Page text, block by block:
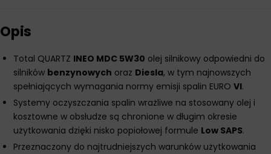
Opis
Total QUARTZ INEO MDC 5W30 olej silnikowy odpowiedni do
silników benzynowych oraz Diesla, w tym najnowszych
spełniających wymagania normy emisji spalin EURO VI.
Systemy oczyszczania spalin wrażliwe na stosowany olej i
kosztowne w obsłudze są chronione w długim okresie
użytkowania dzięki nisko popiołowej formule Low SAPS.
Przeznaczony do najtrudniejszych warunków użytkowania